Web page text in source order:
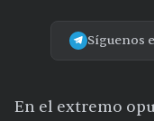
Síguenos
En el extremo